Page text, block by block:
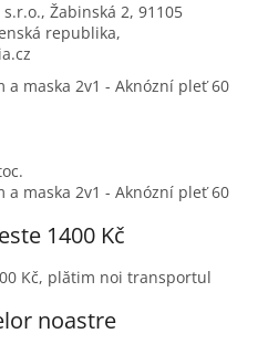
s.r.o., Žabinská 2, 91105
republika,
1400 Kč
Kč, plătim noi transportul
noastre